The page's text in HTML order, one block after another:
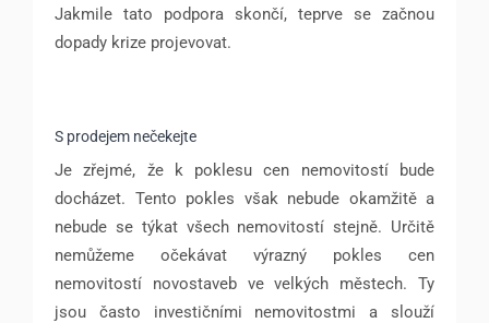
Jakmile tato podpora skončí, teprve se začnou
dopady krize projevovat.
S prodejem nečekejte
Je zřejmé, že k poklesu cen nemovitostí bude
docházet. Tento pokles však nebude okamžitě a
nebude se týkat všech nemovitostí stejně. Určitě
nemůžeme očekávat výrazný pokles cen
nemovitostí novostaveb ve velkých městech. Ty
jsou často investičními nemovitostmi a slouží